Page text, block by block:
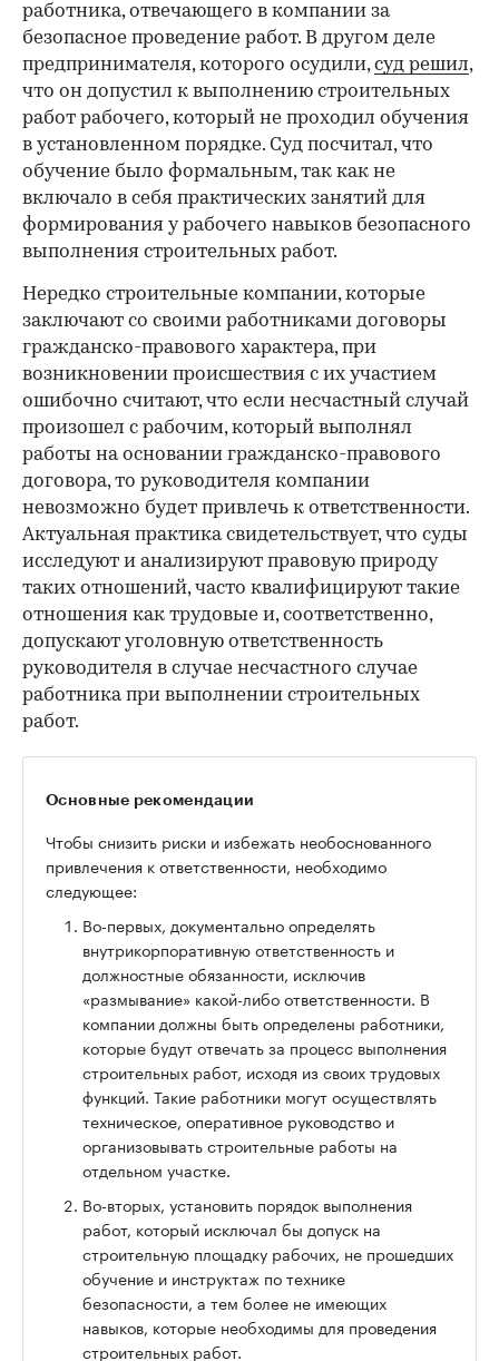
работника, отвечающего в компании за
безопасное проведение работ. В другом деле
предпринимателя, которого осудили,суд решил,
что он допустил к выполнению строительных
работ рабочего, который не проходил обучения
в установленном порядке. Суд посчитал, что
обучение было формальным, так как не
включало в себя практических занятий для
формирования у рабочего навыков безопасного
выполнения строительных работ.
Нередко строительные компании, которые
заключают со своими работниками договоры
гражданско-правового характера, при
возникновении происшествия с их участием
ошибочно считают, что если несчастный случай
произошел с рабочим, который выполнял
работы на основании гражданско-правового
договора, то руководителя компании
невозможно будет привлечь к ответственности.
Актуальная практика свидетельствует, что суды
исследуют и анализируют правовую природу
таких отношений, часто квалифицируют такие
отношения как трудовые и, соответственно,
допускают уголовную ответственность
руководителя в случае несчастного случае
работника при выполнении строительных
работ.
Основные рекомендации
Чтобы снизить риски и избежать необоснованного
привлечения к ответственности, необходимо
следующее:
Во-первых, документально определять
внутрикорпоративную ответственность и
должностные обязанности, исключив
«размывание» какой-либо ответственности. В
компании должны быть определены работники,
которые будут отвечать за процесс выполнения
строительных работ, исходя из своих трудовых
функций. Такие работники могут осуществлять
техническое, оперативное руководство и
организовывать строительные работы на
отдельном участке.
Во-вторых, установить порядок выполнения
работ, который исключал бы допуск на
строительную площадку рабочих, не прошедших
обучение и инструктаж по технике
безопасности, а тем более не имеющих
навыков, которые необходимы для проведения
строительных работ.